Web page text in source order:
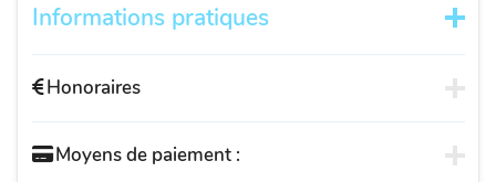
Informations pratiques
Honoraires
Moyens de paiement :